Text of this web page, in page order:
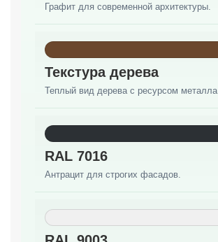
Графит для современной архитектуры.
Текстура дерева
Теплый вид дерева с ресурсом металла.
RAL 7016
Антрацит для строгих фасадов.